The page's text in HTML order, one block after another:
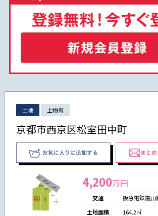
土地 上物有
京都市西京区松室田中町
お気に入りに追加する まと
4,200万円
交通
阪急電鉄嵐
土地面積
164.2㎡